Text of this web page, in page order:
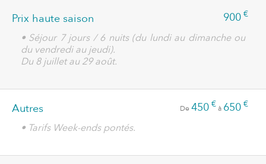
Prix haute saison 900 €
• Séjour 7 jours / 6 nuits (du lundi au dimanche ou
du vendredi au jeudi).
Du 8 juillet au 29 août.
Autres De 450 €à 650 €
• Tarifs Week-ends pontés.